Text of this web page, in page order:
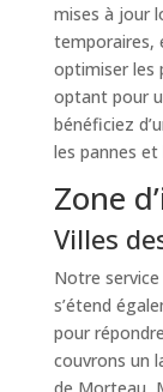
mises à jour
temporaires,
optimiser les
optant pour
bénéficiez
les pannes
Zone
Villes
Notre
s’étend
pour
couvrons un